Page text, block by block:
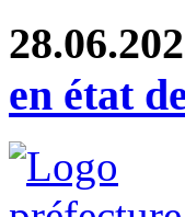
en état